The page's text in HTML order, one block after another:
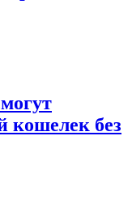
кошелек без